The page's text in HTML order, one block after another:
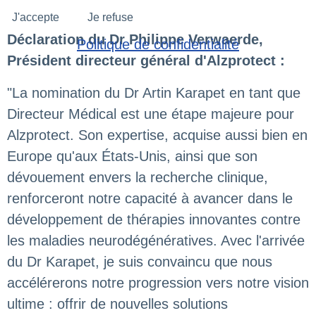
Déclaration du Dr Philippe Verwaerde,
Président directeur général d'Alzprotect :
"La nomination du Dr Artin Karapet en tant que
Directeur Médical est une étape majeure pour
Alzprotect. Son expertise, acquise aussi bien en
Europe qu'aux États-Unis, ainsi que son
dévouement envers la recherche clinique,
renforceront notre capacité à avancer dans le
développement de thérapies innovantes contre
les maladies neurodégénératives. Avec l'arrivée
du Dr Karapet, je suis convaincu que nous
accélérerons notre progression vers notre vision
ultime : offrir de nouvelles solutions
J'accepte Je refuse
Politique de confidentialité